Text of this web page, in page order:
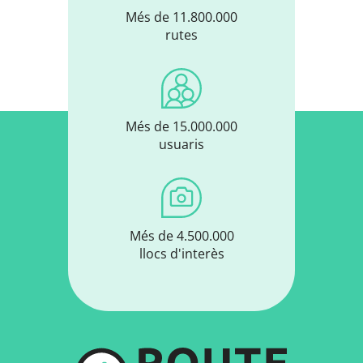
Més de 11.800.000
rutes
Més de 15.000.000
usuaris
Més de 4.500.000
llocs d'interès